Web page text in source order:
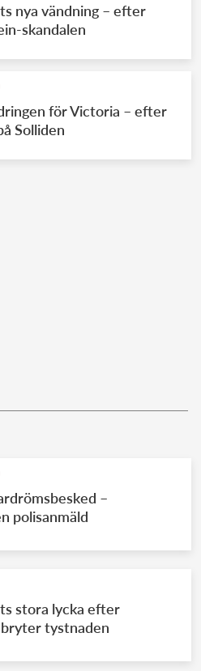
nya vändning – efter
skandalen
för Victoria – efter
Solliden
–
polisanmäld
stora lycka efter
tystnaden